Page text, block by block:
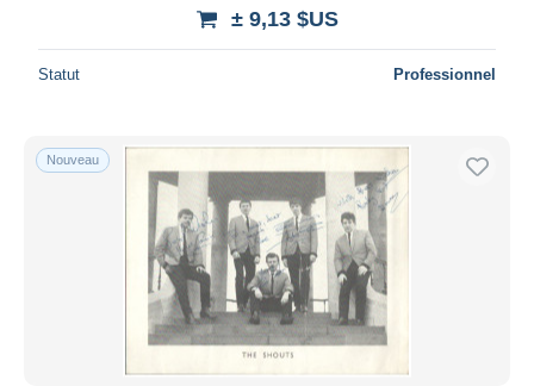
± 9,13 $US
Statut Professionnel
Nouveau